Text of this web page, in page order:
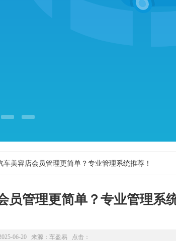
车美容店会员管理更简单？专业管理系统推荐！
员管理更简单？专业管理系
06-20 来源： 车盈易 点击：